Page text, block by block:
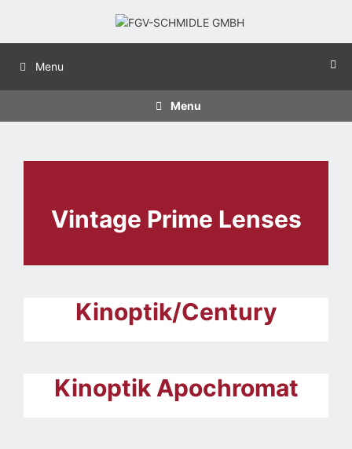
Menu
Menu
Vintage Prime Lenses
Kinoptik/Century
Kinoptik Apochromat